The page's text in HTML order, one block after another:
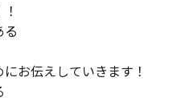
る
お伝えしていきます！